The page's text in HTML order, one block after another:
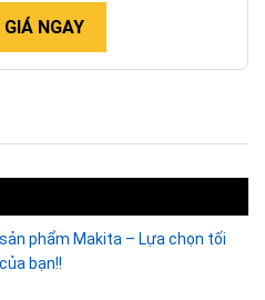
NGAY
phẩm Makita – Lựa chọn tối
bạn!!